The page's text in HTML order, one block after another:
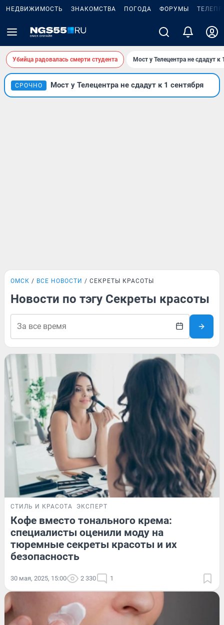
НЕДВИЖИМОСТЬ ЗНАКОМСТВА ПОГОДА ФОРУМЫ
Убийца радовалась смерти студента Мост у Телецентра не сдадут к
СРОЧНО Мост у Телецентра не сдадут к 1 сентября
ОМСК ВСЕ НОВОСТИ СЕКРЕТЫ КРАСОТЫ
Новости по тэгу Секреты красоты
СТИЛЬ И КРАСОТА ЭКСПЕРТ
Кофе вместо тонального крема:
специалисты оценили моду на
тюремные секреты красоты и их
безопасность
30 мая, 2025, 15:00 2 330 1